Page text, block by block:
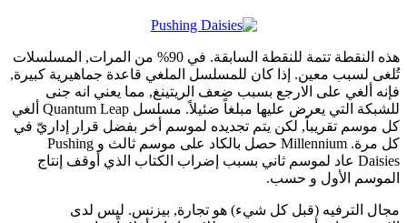
هذه النقطة تتمة للنقطة السابقة. في 90% من المرات, المسلسلات
تُلغى لسبب معين. إذا كان للمسلسل الملغي قاعدة جماهيرية كبيرة,
فإنه ألغي على الارجع بسبب ضعف الريتينغ, مما يعني انه جنى
للشبكة التي يعرض عليها مبلغاً ضئيلاً. مسلسل Quantum Leap ألغي
كل موسم تقريباً, لكن يتم تجديده لموسم أخر بفضل قرار إداريّ في
كل مرة. Millennium حصل بالكاد على موسم ثالث و Pushing
Daisies عاد لموسم ثاني بسبب إضراب الكتاب الذي أوقف إنتاج
الموسم الأول و حسب.
مجال الترفيه (قبل كل شيء) هو تجارة, بيزنس. ليس لدى